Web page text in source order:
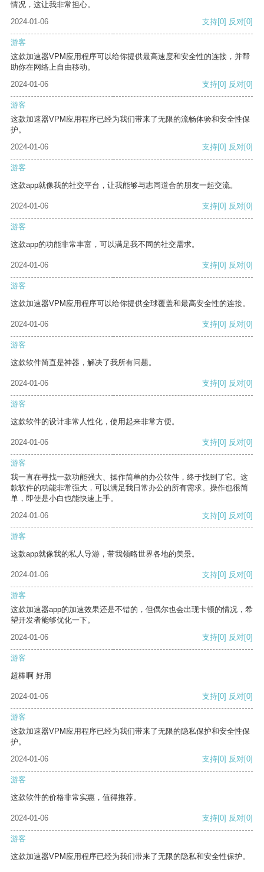
情况，这让我非常担心。
2024-01-06
支持[0] 反对[0]
游客
这款加速器VPM应用程序可以给你提供最高速度和安全性的连接，并帮
助你在网络上自由移动。
2024-01-06
支持[0] 反对[0]
游客
这款加速器VPM应用程序已经为我们带来了无限的流畅体验和安全性保
护。
2024-01-06
支持[0] 反对[0]
游客
这款app就像我的社交平台，让我能够与志同道合的朋友一起交流。
2024-01-06 支持[0] 反对[0]
游客
这款app的功能非常丰富，可以满足我不同的社交需求。
2024-01-06 支持[0] 反对[0]
游客
这款加速器VPM应用程序可以给你提供全球覆盖和最高安全性的连接。
2024-01-06 支持[0] 反对[0]
游客
这款软件简直是神器，解决了我所有问题。
2024-01-06 支持[0] 反对[0]
游客
这款软件的设计非常人性化，使用起来非常方便。
2024-01-06 支持[0] 反对[0]
游客
我一直在寻找一款功能强大、操作简单的办公软件，终于找到了它。这
款软件的功能非常强大，可以满足我日常办公的所有需求。操作也很简
单，即使是小白也能快速上手。
2024-01-06
支持[0] 反对[0]
游客
这款app就像我的私人导游，带我领略世界各地的美景。
2024-01-06 支持[0] 反对[0]
游客
这款加速器app的加速效果还是不错的，但偶尔也会出现卡顿的情况，希
望开发者能够优化一下。
2024-01-06
支持[0] 反对[0]
游客
超棒啊 好用
2024-01-06 支持[0] 反对[0]
游客
这款加速器VPM应用程序已经为我们带来了无限的隐私保护和安全性保
护。
2024-01-06
支持[0] 反对[0]
游客
这款软件的价格非常实惠，值得推荐。
2024-01-06 支持[0] 反对[0]
游客
这款加速器VPM应用程序已经为我们带来了无限的隐私和安全性保护。